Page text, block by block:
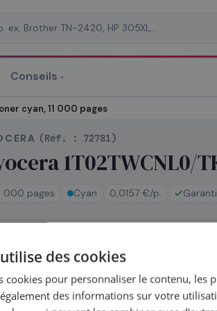
Conseils ▾
cyan, 11 000 pages
(Réf. : 72781)
1T02TWCNL0/
000 pages Cyan 0,0157 €/p.
Expédié le jour même — commandez avant
Complétez la série TK-5280
*
des cookies
cookies pour personnaliser le contenu, les
des informations sur votre